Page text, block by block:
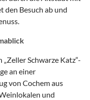
den Besuch ab und
Schwarze Katz“-
an einer
von Cochem aus
und